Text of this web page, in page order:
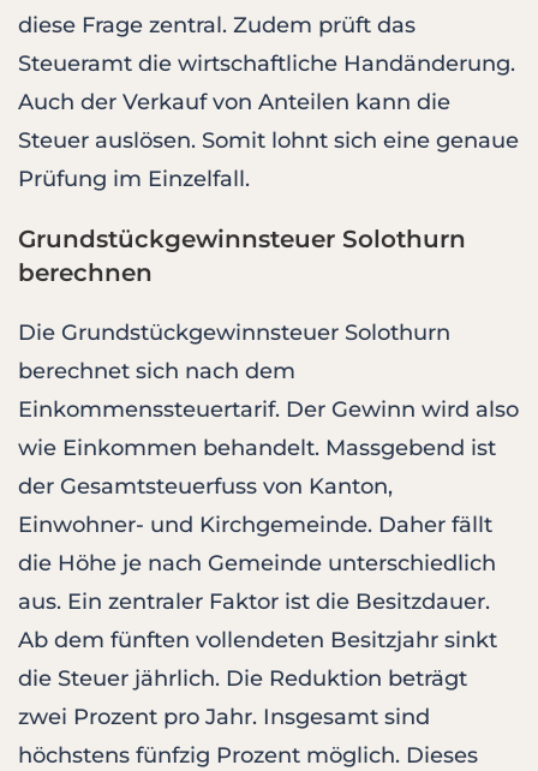
diese Frage zentral. Zudem prüft das
Steueramt die wirtschaftliche Handänderung.
Auch der Verkauf von Anteilen kann die
Steuer auslösen. Somit lohnt sich eine genaue
Prüfung im Einzelfall.
Grundstückgewinnsteuer Solothurn
berechnen
Die Grundstückgewinnsteuer Solothurn
berechnet sich nach dem
Einkommenssteuertarif. Der Gewinn wird also
wie Einkommen behandelt. Massgebend ist
der Gesamtsteuerfuss von Kanton,
Einwohner- und Kirchgemeinde. Daher fällt
die Höhe je nach Gemeinde unterschiedlich
aus. Ein zentraler Faktor ist die Besitzdauer.
Ab dem fünften vollendeten Besitzjahr sinkt
die Steuer jährlich. Die Reduktion beträgt
zwei Prozent pro Jahr. Insgesamt sind
höchstens fünfzig Prozent möglich. Dieses